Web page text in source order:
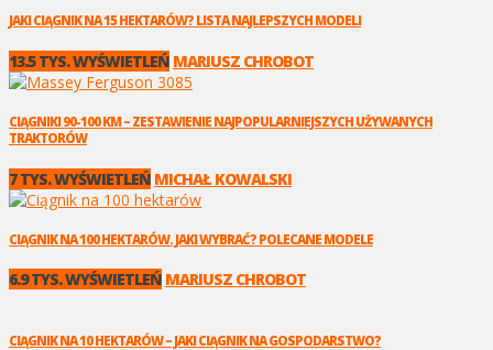
JAKI CIĄGNIK NA 15 HEKTARÓW? LISTA NAJLEPSZYCH MODELI
13.5 TYS. WYŚWIETLEŃ MARIUSZ CHROBOT
CIĄGNIKI 90-100 KM – ZESTAWIENIE NAJPOPULARNIEJSZYCH UŻYWANYCH
TRAKTORÓW
7 TYS. WYŚWIETLEŃ MICHAŁ KOWALSKI
CIĄGNIK NA 100 HEKTARÓW. JAKI WYBRAĆ? POLECANE MODELE
6.9 TYS. WYŚWIETLEŃ MARIUSZ CHROBOT
CIĄGNIK NA 10 HEKTARÓW – JAKI CIĄGNIK NA GOSPODARSTWO?